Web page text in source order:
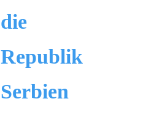
die
Republik
Serbien